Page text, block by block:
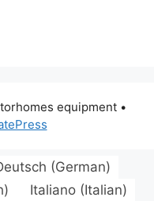
equipment•
(German)
) Italiano (Italian)